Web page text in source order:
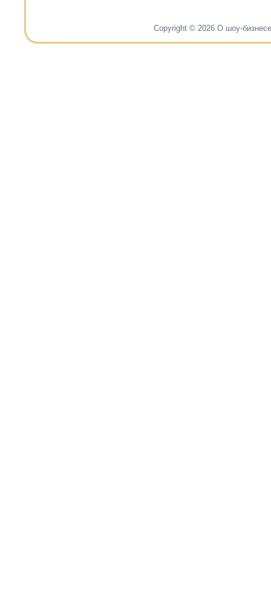
Copyright © 2026 О шоу-